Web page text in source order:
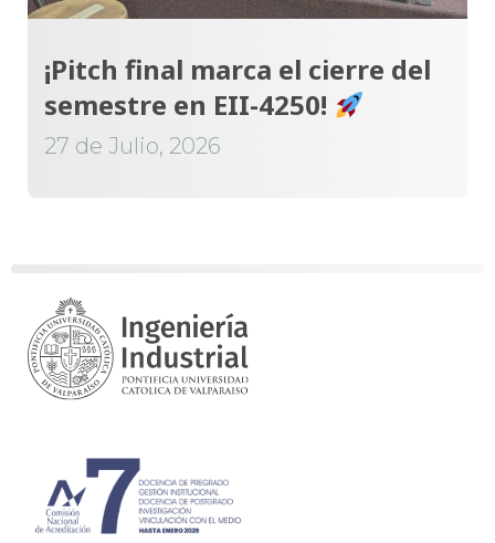
¡Pitch final marca el cierre del
semestre en EII-4250!
27 de Julio, 2026